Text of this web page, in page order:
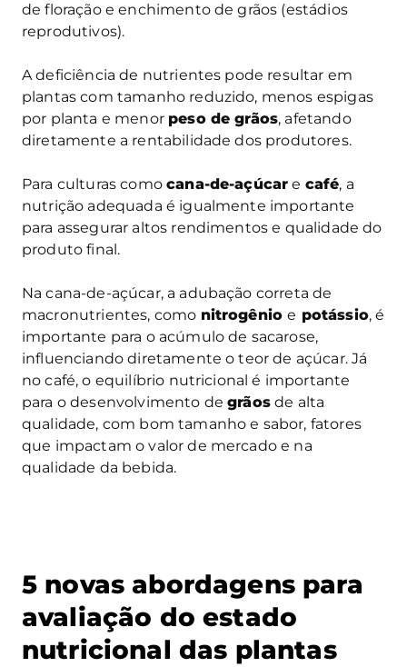
de floração e enchimento de grãos (estádios
reprodutivos).
A deficiência de nutrientes pode resultar em
plantas com tamanho reduzido, menos espigas
por planta e menor peso de grãos, afetando
diretamente a rentabilidade dos produtores.
Para culturas comocana-de-açúcar e café, a
nutrição adequada é igualmente importante
para assegurar altos rendimentos e qualidade do
produto final.
Na cana-de-açúcar, a adubação correta de
macronutrientes, como nitrogênioe potássio, é
importante para o acúmulo de sacarose,
influenciando diretamente o teor de açúcar. Já
no café, o equilíbrio nutricional é importante
para o desenvolvimento degrãosde alta
qualidade, com bom tamanho e sabor, fatores
que impactam o valor de mercado e na
qualidade da bebida.
5 novas abordagens para
avaliação do estado
nutricional das plantas